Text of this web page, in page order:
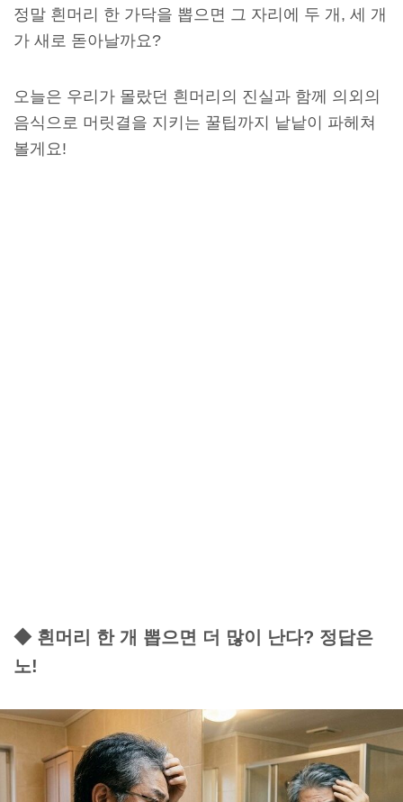
정말 흰머리 한 가닥을 뽑으면 그 자리에 두 개, 세 개
가 새로 돋아날까요?
오늘은 우리가 몰랐던 흰머리의 진실과 함께 의외의
음식으로 머릿결을 지키는 꿀팁까지 낱낱이 파헤쳐
볼게요!
◆ 흰머리 한 개 뽑으면 더 많이 난다? 정답은
노!